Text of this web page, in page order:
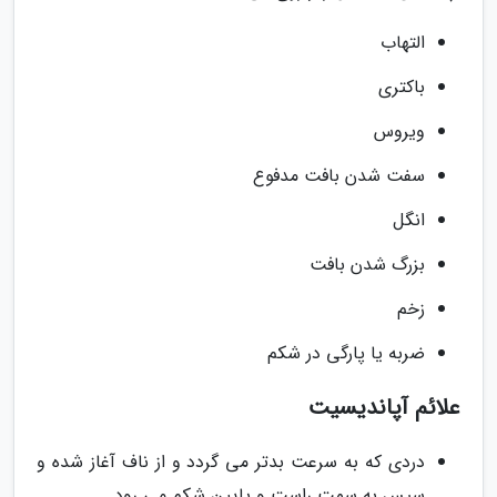
التهاب
باکتری
ویروس
سفت شدن بافت مدفوع
انگل
بزرگ شدن بافت
زخم
ضربه یا پارگی در شکم
علائم آپاندیسیت
دردی که به سرعت بدتر می گردد و از ناف آغاز شده و